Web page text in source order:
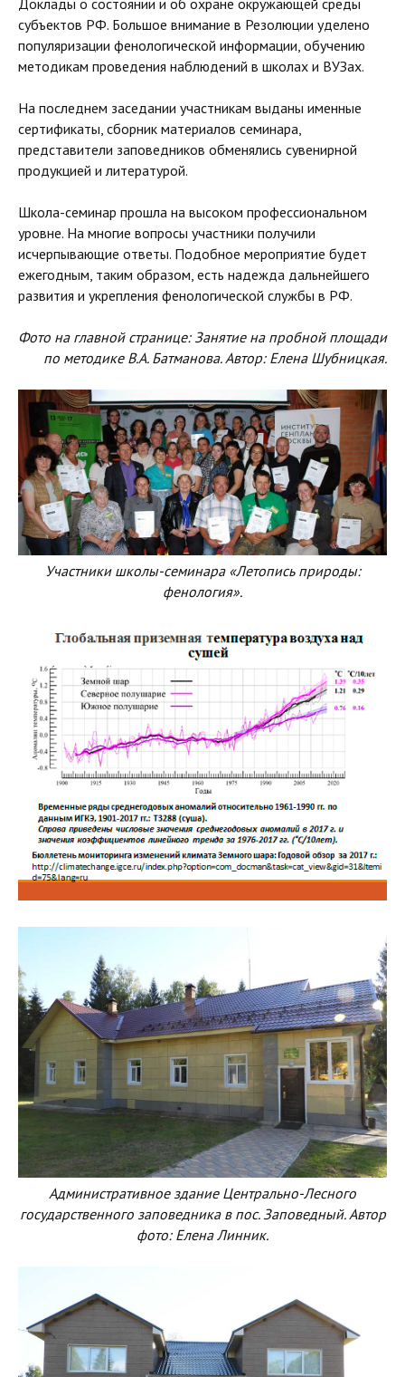
субъектов РФ. Большое внимание в Резолюции уделено
популяризации фенологической информации, обучению
методикам проведения наблюдений в школах и ВУЗах.
На последнем заседании участникам выданы именные
сертификаты, сборник материалов семинара,
представители заповедников обменялись сувенирной
продукцией и литературой.
Школа-семинар прошла на высоком профессиональном
уровне. На многие вопросы участники получили
исчерпывающие ответы. Подобное мероприятие будет
ежегодным, таким образом, есть надежда дальнейшего
развития и укрепления фенологической службы в РФ.
Фото на главной странице: Занятие на пробной площади
по методике В.А. Батманова. Автор: Елена Шубницкая.
Участники школы-семинара «Летопись природы:
фенология».
Административное здание Центрально-Лесного
государственного заповедника в пос. Заповедный. Автор
фото: Елена Линник.